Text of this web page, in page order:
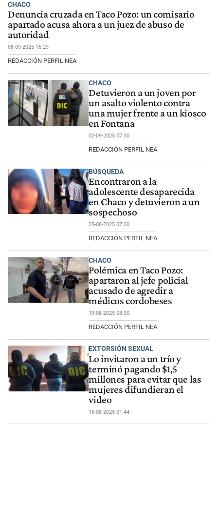
CHACO
Denuncia cruzada en Taco Pozo: un comisario
apartado acusa ahora a un juez de abuso de
autoridad
08-09-2025 16:29
REDACCIÓN PERFIL NEA
CHACO
Detuvieron a un joven por
un asalto violento contra
una mujer frente a un kiosco
en Fontana
02-09-2025 07:30
REDACCIÓN PERFIL NEA
BÚSQUEDA
Encontraron a la
adolescente desaparecida
en Chaco y detuvieron a un
sospechoso
25-08-2025 07:30
REDACCIÓN PERFIL NEA
CHACO
Polémica en Taco Pozo:
apartaron al jefe policial
acusado de agredir a
médicos cordobeses
19-08-2025 08:00
REDACCIÓN PERFIL NEA
EXTORSIÓN SEXUAL
Lo invitaron a un trío y
terminó pagando $1,5
millones para evitar que las
mujeres difundieran el
video
16-08-2025 01:44